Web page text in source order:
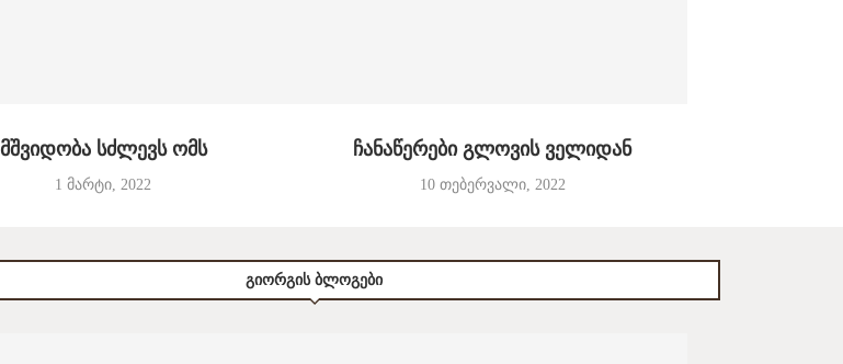
მშვიდობა სძლევს ომს
1 მარტი, 2022
ჩანაწერები გლოვის ველიდან
10 თებერვალი, 2022
ᲒᲘᲝᲠᲒᲘᲡ ᲑᲚᲝᲒᲔᲑᲘ